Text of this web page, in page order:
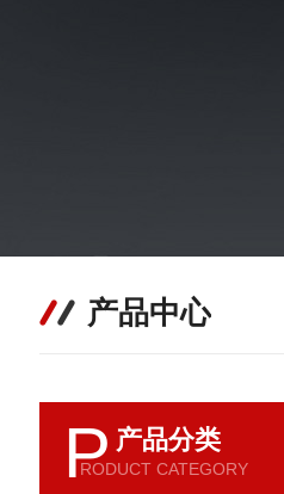
产品中心
P 产品分类
RODUCT CATEGORY